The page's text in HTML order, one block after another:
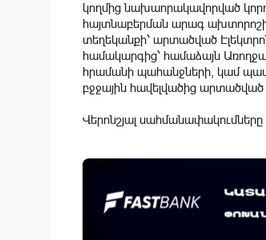
կողմից նախաորակավորված
հայտնաբերման արագ
տեղեկանքի՝ արտածված
համակարգից՝ համաձայն
հրամանի պահանջների, կամ
բջջային հավելվածից
Վերոնշյալ սահմանափակումները